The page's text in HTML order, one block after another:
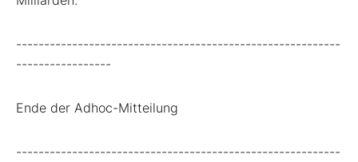
----------------------------------------------------------
-----------------
Ende der Adhoc-Mitteilung
----------------------------------------------------------